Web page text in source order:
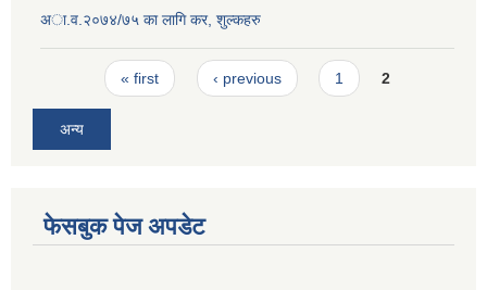
अा‍.व.२०७४/७५ का लागि कर, शुल्कहरु
Pages« first ‹ previous 1 2
अन्य
फेसबुक पेज अपडेट